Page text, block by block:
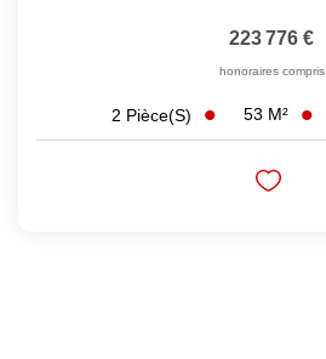
MES ACCÈS
223 776 €
honoraires compris
2 Pièce(s) 53 M²